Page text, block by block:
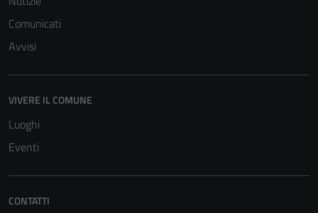
Comunicati
Avvisi
VIVERE IL COMUNE
Luoghi
Eventi
CONTATTI